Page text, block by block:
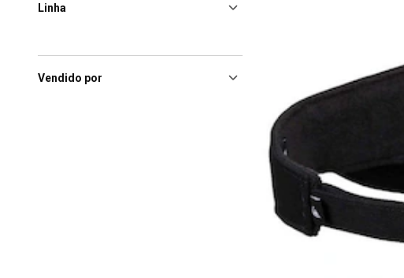
Linha
Vendido por